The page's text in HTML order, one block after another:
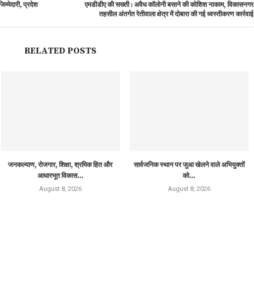
प्रदेश
एमडीडीए की सख्ती : अवैध कॉलोनी बसाने की कोशिश नाकाम, विकासनगर
तहसील अंतर्गत रेतीवाला क्षेत्र में दोबारा की गई ध्वस्तीकरण कार्रवाई
RELATED POSTS
जनकल्याण, रोजगार, शिक्षा, श्रमिक हित और
आधारभूत विकास...
August 8, 2026
सार्वजनिक स्थान पर जुआ खेलने वाले अभियुक्तों
को...
August 8, 2026